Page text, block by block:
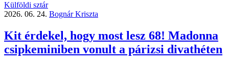
Külföldi sztár
2026. 06. 24. Bognár Kriszta
Kit érdekel, hogy most lesz 68! Madonna
csipkeminiben vonult a párizsi divathéten